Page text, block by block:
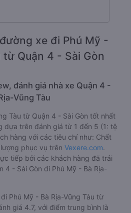
xe đi Phú Mỹ -
từ Quận 4 - Sài Gòn
đánh giá nhà xe Quận 4 -
Vũng Tàu
Tàu từ Quận 4 - Sài Gòn tốt nhất
dựa trên đánh giá từ 1 đến 5 (1: tệ
hàng với các tiêu chí như: Chất
phục vụ trên Vexere.com.
tiếp bởi các khách hàng đã trải
4 - Sài Gòn đi Phú Mỹ - Bà Rịa-
Phú Mỹ - Bà Rịa-Vũng Tàu từ
giá 4.7, với điểm trung bình là